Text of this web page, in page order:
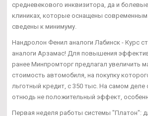
средневекового инквизитора, да и
клиниках, которые оснащены современным
сведены к минимуму.
Нандролон Фенил аналоги Лабинск - Курс
аналоги Арзамас! Для повышения
ранее Минпромторг предлагал увеличить
стоимость автомобиля, на покупку
льготный кредит, с 350 тыс. На самом деле
отнюдь не положительный эффект,
Первая неделя работы системы "Платон":